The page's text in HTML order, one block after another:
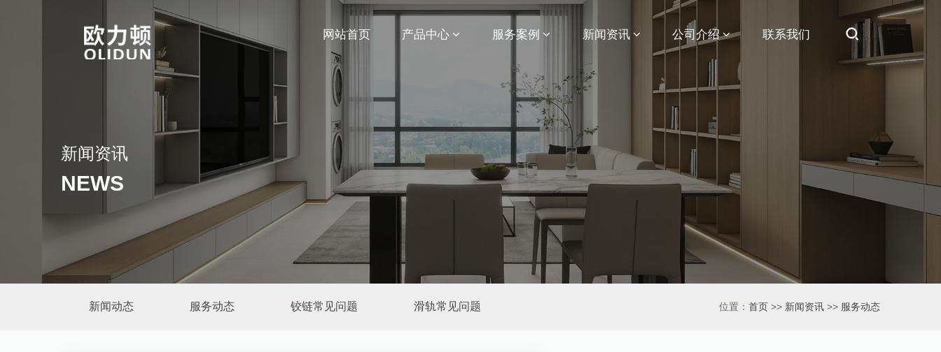
网站首页 产品中心 服务案例 新闻资讯 公司介绍 联系我们
新闻资讯
NEWS
新闻动态 服务动态 铰链常见问题 滑轨常见问题 位置： 首页 >> 新闻资讯 >> 服务动态